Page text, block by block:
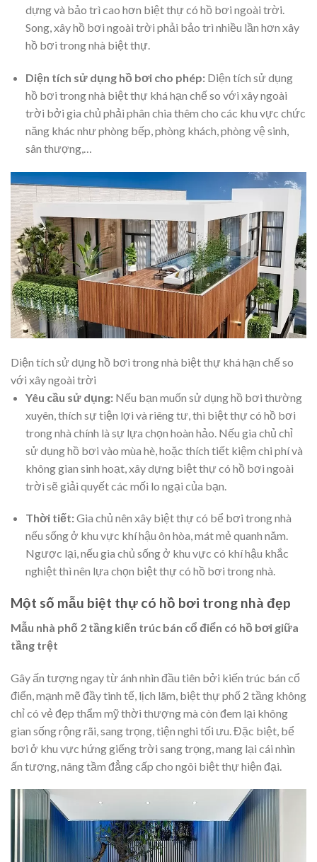
dựng và bảo trì cao hơn biệt thự có hồ bơi ngoài trời.
Song, xây hồ bơi ngoài trời phải bảo trì nhiều lần hơn xây
hồ bơi trong nhà biệt thự.
Diện tích sử dụng hồ bơi cho phép:Diện tích sử dụng
hồ bơi trong nhà biệt thự khá hạn chế so với xây ngoài
trời bởi gia chủ phải phân chia thêm cho các khu vực chức
năng khác như phòng bếp, phòng khách, phòng vệ sinh,
sân thượng,…
Diện tích sử dụng hồ bơi trong nhà biệt thự khá hạn chế so
với xây ngoài trời
Yêu cầu sử dụng:Nếu bạn muốn sử dụng hồ bơi thường
xuyên, thích sự tiện lợi và riêng tư, thì biệt thự có hồ bơi
trong nhà chính là sự lựa chọn hoàn hảo. Nếu gia chủ chỉ
sử dụng hồ bơi vào mùa hè, hoặc thích tiết kiệm chi phí và
không gian sinh hoạt, xây dựng biệt thự có hồ bơi ngoài
trời sẽ giải quyết các mối lo ngại của bạn.
Thời tiết:Gia chủ nên xây biệt thự có bể bơi trong nhà
nếu sống ở khu vực khí hậu ôn hòa, mát mẻ quanh năm.
Ngược lại, nếu gia chủ sống ở khu vực có khí hậu khắc
nghiệt thì nên lựa chọn biệt thự có hồ bơi trong nhà.
Một số mẫu biệt thự có hồ bơi trong nhà đẹp
Mẫu nhà phố 2 tầng kiến trúc bán cổ điển có hồ bơi giữa
tầng trệt
Gây ấn tượng ngay từ ánh nhìn đầu tiên bởi kiến trúc bán cổ
điển, mạnh mẽ đầy tinh tế, lịch lãm, biệt thự phố 2 tầng không
chỉ có vẻ đẹp thẩm mỹ thời thượng mà còn đem lại không
gian sống rộng rãi, sang trọng, tiện nghi tối ưu. Đặc biệt, bể
bơi ở khu vực hứng giếng trời sang trọng, mang lại cái nhìn
ấn tượng, nâng tầm đẳng cấp cho ngôi biệt thự hiện đại